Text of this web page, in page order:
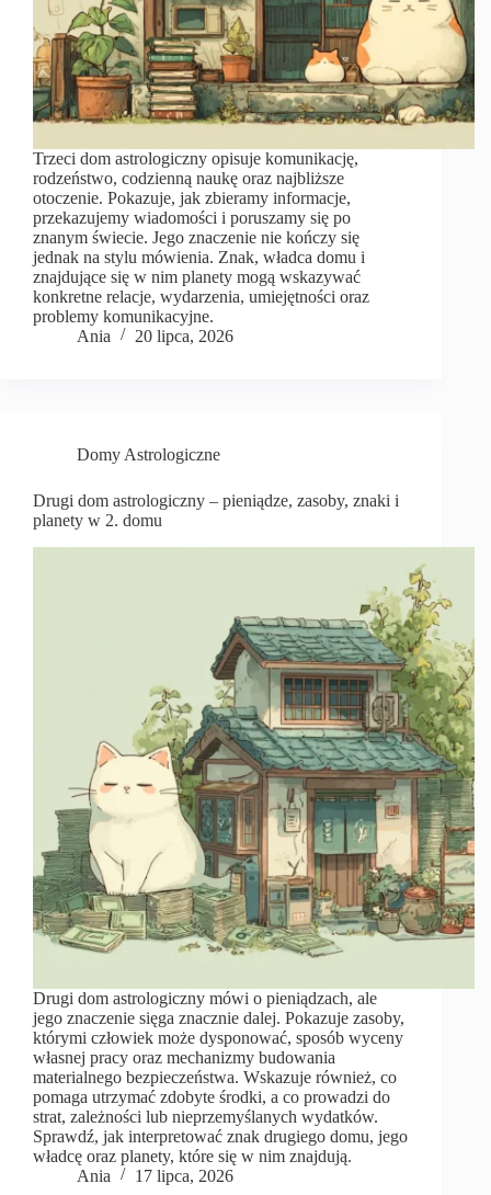
Trzeci dom astrologiczny opisuje komunikację,
rodzeństwo, codzienną naukę oraz najbliższe
otoczenie. Pokazuje, jak zbieramy informacje,
przekazujemy wiadomości i poruszamy się po
znanym świecie. Jego znaczenie nie kończy się
jednak na stylu mówienia. Znak, władca domu i
znajdujące się w nim planety mogą wskazywać
konkretne relacje, wydarzenia, umiejętności oraz
problemy komunikacyjne.
Ania
20 lipca, 2026
Domy Astrologiczne
Drugi dom astrologiczny – pieniądze, zasoby, znaki i
planety w 2. domu
Drugi dom astrologiczny mówi o pieniądzach, ale
jego znaczenie sięga znacznie dalej. Pokazuje zasoby,
którymi człowiek może dysponować, sposób wyceny
własnej pracy oraz mechanizmy budowania
materialnego bezpieczeństwa. Wskazuje również, co
pomaga utrzymać zdobyte środki, a co prowadzi do
strat, zależności lub nieprzemyślanych wydatków.
Sprawdź, jak interpretować znak drugiego domu, jego
władcę oraz planety, które się w nim znajdują.
Ania
17 lipca, 2026